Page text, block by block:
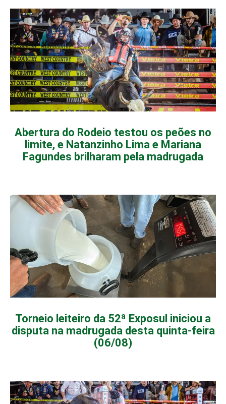
Abertura do Rodeio testou os peões no
limite, e Natanzinho Lima e Mariana
Fagundes brilharam pela madrugada
Torneio leiteiro da 52ª Exposul iniciou a
disputa na madrugada desta quinta-feira
(06/08)